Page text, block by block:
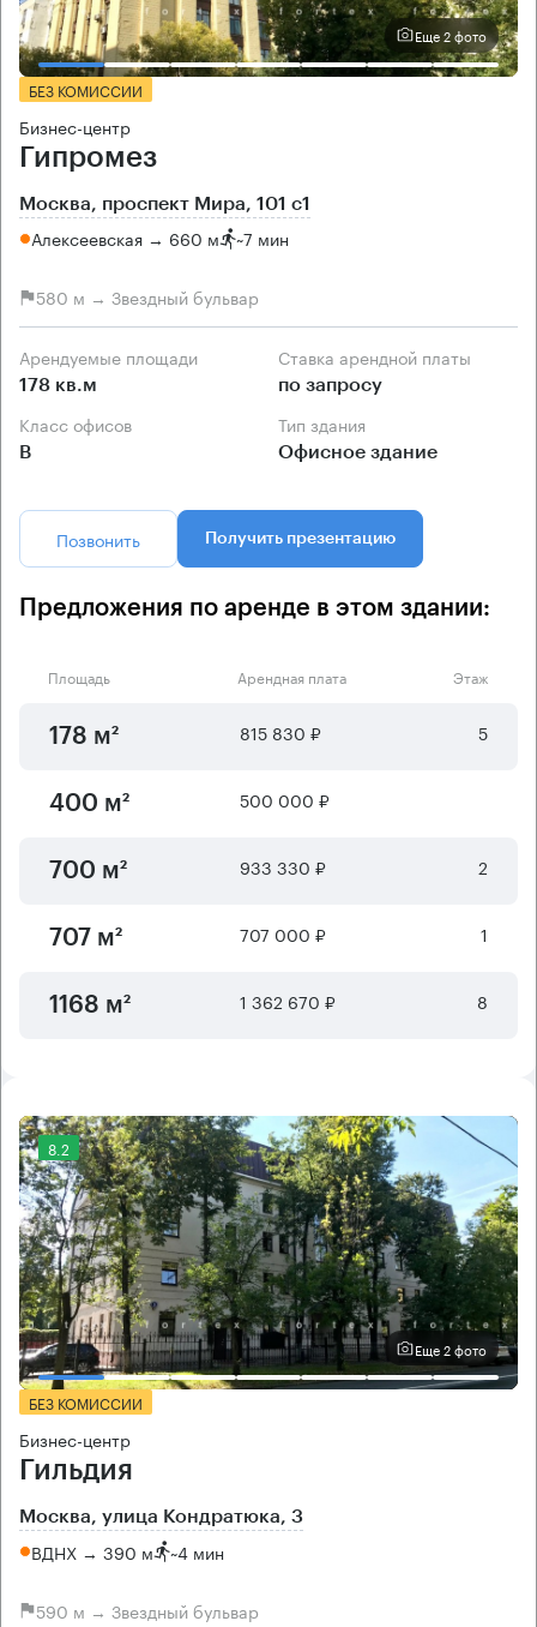
Еще 2 фото
БЕЗ КОМИССИИ
Бизнес-центр
Гипромез
Москва, проспект Мира, 101 с1
Алексеевская → 660 м ~7 мин
580 м → Звездный бульвар
Арендуемые площади
178 кв.м
Ставка арендной платы
по запросу
Класс офисов
B
Тип здания
Офисное здание
Позвонить Получить презентацию
Предложения по аренде в этом здании:
Площадь Арендная плата Этаж
178 м² 815 830 ₽ 5
400 м² 500 000 ₽
700 м² 933 330 ₽ 2
707 м² 707 000 ₽ 1
1168 м² 1 362 670 ₽ 8
8.2
Еще 2 фото
БЕЗ КОМИССИИ
Бизнес-центр
Гильдия
Москва, улица Кондратюка, 3
ВДНХ → 390 м ~4 мин
590 м → Звездный бульвар